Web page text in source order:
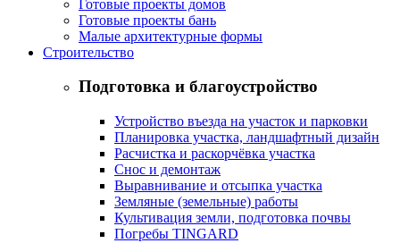
Готовые проекты домов
Готовые проекты бань
Малые архитектурные формы
Строительство
Подготовка и благоустройство
Устройство въезда на участок и парковки
Планировка участка, ландшафтный дизайн
Расчистка и раскорчёвка участка
Снос и демонтаж
Выравнивание и отсыпка участка
Земляные (земельные) работы
Культивация земли, подготовка почвы
Погребы TINGARD